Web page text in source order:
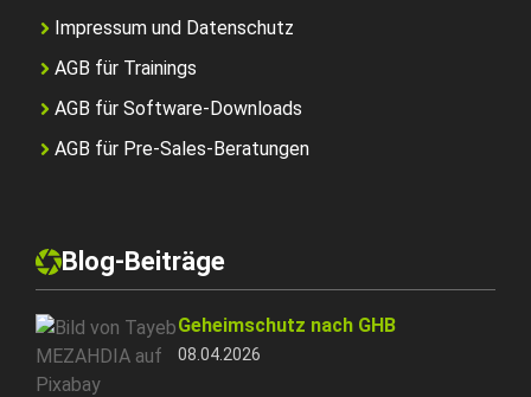
Impressum und Datenschutz
AGB für Trainings
AGB für Software-Downloads
AGB für Pre-Sales-Beratungen
Blog-Beiträge
Geheimschutz nach GHB
08.04.2026